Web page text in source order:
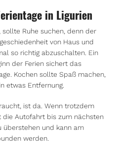
in Ligurien
sollte Ruhe suchen, denn der
von Haus und
so richtig abzuschalten. Ein
der Ferien sichert das
Kochen sollte Spaß machen,
etwas Entfernung.
ist da. Wenn trotzdem
Autofahrt bis zum nächsten
überstehen und kann am
werden.